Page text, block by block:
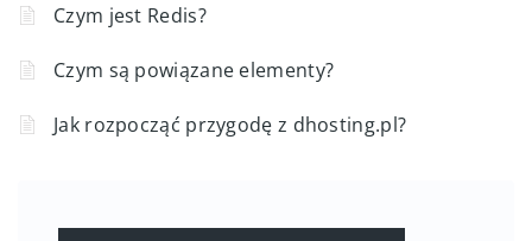
Czym jest Redis?
Czym są powiązane elementy?
Jak rozpocząć przygodę z dhosting.pl?